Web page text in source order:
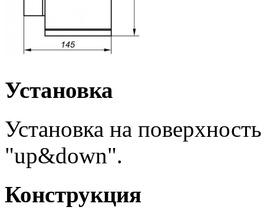
Установка
Установка на
"up&down".
Конструкция